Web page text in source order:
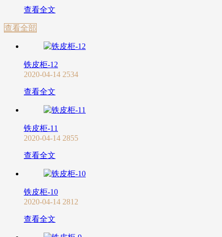
查看全文
查看全部
铁皮柜-12
2020-04-14 2534
查看全文
铁皮柜-11
2020-04-14 2855
查看全文
铁皮柜-10
2020-04-14 2812
查看全文